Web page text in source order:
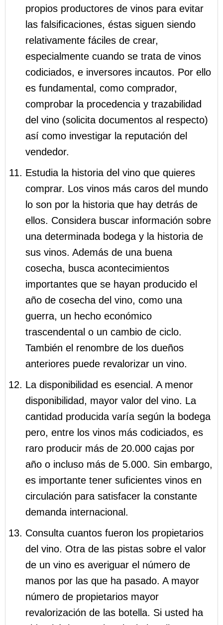
propios productores de vinos para evitar
las falsificaciones, éstas siguen siendo
relativamente fáciles de crear,
especialmente cuando se trata de vinos
codiciados, e inversores incautos. Por ello
es fundamental, como comprador,
comprobar la procedencia y trazabilidad
del vino (solicita documentos al respecto)
así como investigar la reputación del
vendedor.
Estudia la historia del vino que quieres
comprar. Los vinos más caros del mundo
lo son por la historia que hay detrás de
ellos. Considera buscar información sobre
una determinada bodega y la historia de
sus vinos. Además de una buena
cosecha, busca acontecimientos
importantes que se hayan producido el
año de cosecha del vino, como una
guerra, un hecho económico
trascendental o un cambio de ciclo.
También el renombre de los dueños
anteriores puede revalorizar un vino.
La disponibilidad es esencial. A menor
disponibilidad, mayor valor del vino. La
cantidad producida varía según la bodega
pero, entre los vinos más codiciados, es
raro producir más de 20.000 cajas por
año o incluso más de 5.000. Sin embargo,
es importante tener suficientes vinos en
circulación para satisfacer la constante
demanda internacional.
Consulta cuantos fueron los propietarios
del vino. Otra de las pistas sobre el valor
de un vino es averiguar el número de
manos por las que ha pasado. A mayor
número de propietarios mayor
revalorización de las botella. Si usted ha